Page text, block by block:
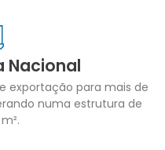
Nacional
exportação para mais de
numa estrutura de